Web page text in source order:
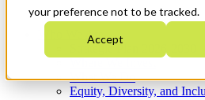
your preference not to be tracked.
Accept
Who We Are
Strategic Plan 2026-2030
What We Do
Equity, Diversity, and